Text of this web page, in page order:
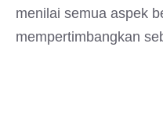
menilai semua aspek
mempertimbangkan